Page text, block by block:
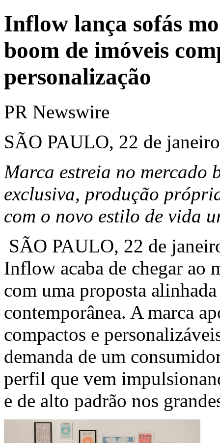
Inflow lança sofás
boom de imóveis
personalização
PR Newswire
SÃO PAULO, 22 de
Marca estreia no mercado
exclusiva, produção
com o novo estilo de vida
SÃO PAULO, 22 de
Inflow acaba de chegar ao
com uma proposta
contemporânea. A marca
compactos e
demanda de um
perfil que vem
e de alto padrão nos